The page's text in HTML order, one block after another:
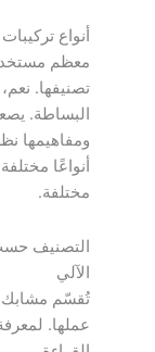
أنواع تركيبات CNC
البساطة.
ومفاهيمها
مختلفة.
التصنيف
الآلي